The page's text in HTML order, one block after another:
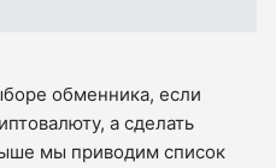
обменника, если
а сделать
мы приводим список